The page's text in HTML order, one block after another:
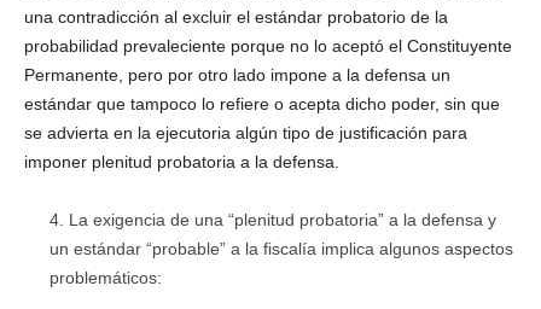
una contradicción al excluir el estándar probatorio de la
probabilidad prevaleciente porque no lo aceptó el Constituyente
Permanente, pero por otro lado impone a la defensa un
estándar que tampoco lo refiere o acepta dicho poder, sin que
se advierta en la ejecutoria algún tipo de justificación para
imponer plenitud probatoria a la defensa.
La exigencia de una “plenitud probatoria” a la defensa y
un estándar “probable” a la fiscalía implica algunos aspectos
problemáticos: